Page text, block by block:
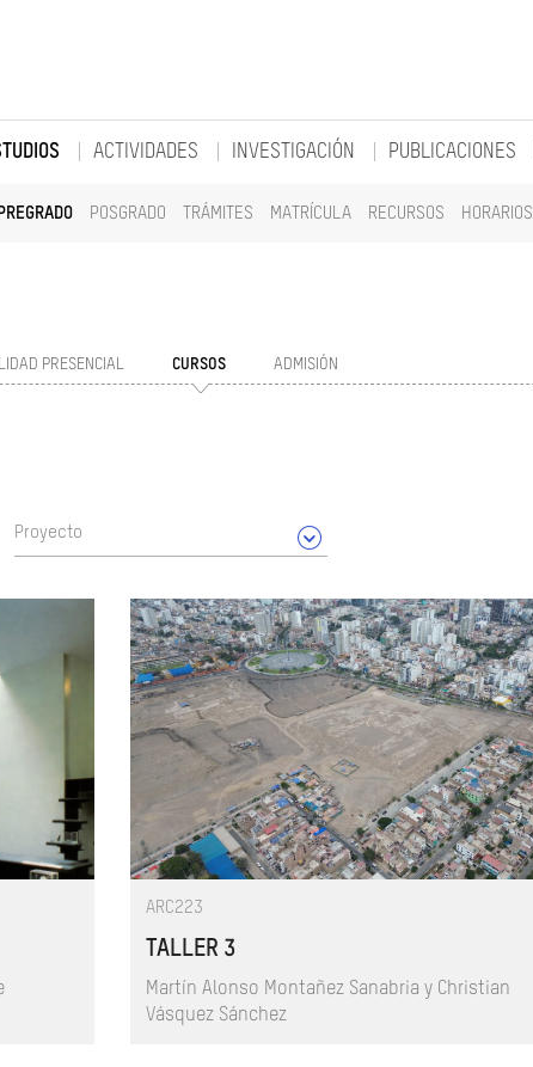
PREGRADO POSGRADO TRÁMITES MATRÍCULA RECURSOS HORARIOS
ACTIVIDADES INVESTIGACIÓN PUBLICACIONES
PRESENCIAL CURSOS ADMISIÓN
Proyecto
ARC223
TALLER 3
Martín Alonso Montañez Sanabria y Christian
Vásquez Sánchez